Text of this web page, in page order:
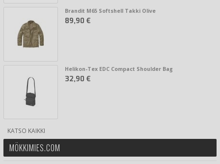
Brandit M65 Softshell Takki Olive
89,90 €
Helikon-Tex EDC Compact Shoulder Bag
32,90 €
KATSO KAIKKI
MÖKKIMIES.COM